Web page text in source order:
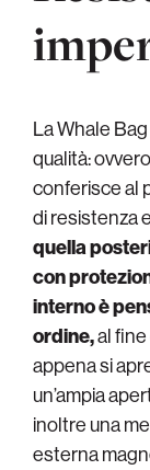
La Whale
qualità:
conferisce al
di resistenza
quella
con
interno è
ordine,al
appena si
un’ampia
inoltre una
esterna